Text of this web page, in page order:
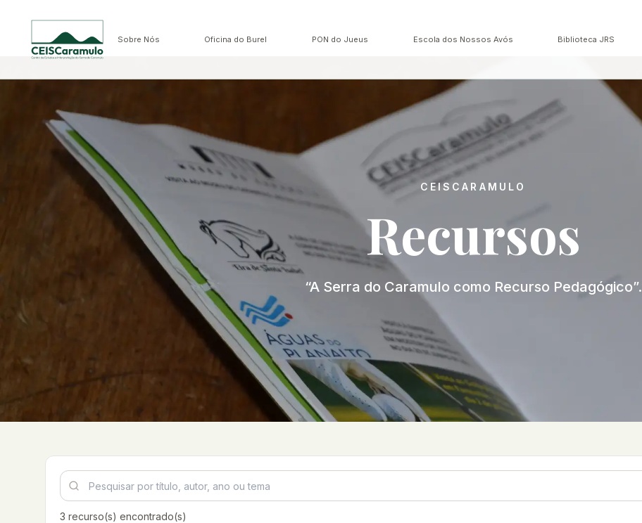
Sobre Nós Oficina do Burel PON do Jueus Escola dos Nossos Avós Biblioteca JRS
CEISCARAMULO
Recursos
“A Serra do Caramulo como Recurso Pedagógico”.
Pesquisar recursos
3 recurso(s) encontrado(s)